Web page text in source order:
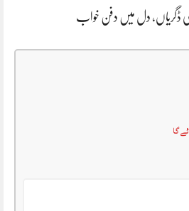
ڈگریاں، دل میں دفن خواب
گا